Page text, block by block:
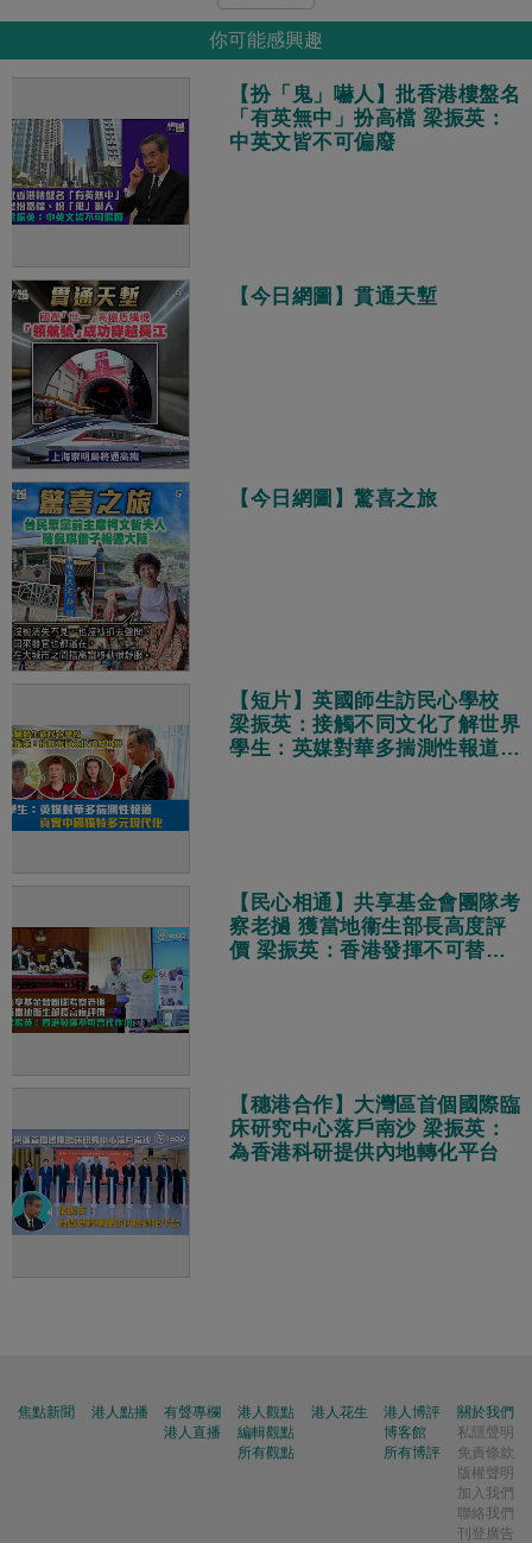
你可能感興趣
【扮「鬼」嚇人】批香港樓盤名
「有英無中」扮高檔 梁振英：
中英文皆不可偏廢
【今日網圖】貫通天塹
【今日網圖】驚喜之旅
【短片】英國師生訪民心學校
梁振英：接觸不同文化了解世界
學生：英媒對華多揣測性報道
【民心相通】共享基金會團隊考
察老撾 獲當地衞生部長高度評
價 梁振英：香港發揮不可替代
【穗港合作】大灣區首個國際臨
床研究中心落戶南沙 梁振英：
為香港科研提供內地轉化平台
焦點新聞 港人點播
有聲專欄
港人直播
港人觀點
編輯觀點
所有觀點
港人花生
港人博評
博客館
所有博評
關於我們
私隱聲明
免責條款
版權聲明
加入我們
聯絡我們
刊登廣告